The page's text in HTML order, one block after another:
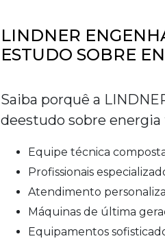
LINDNER
ESTUDO SOBRE
Saiba porquê a
deestudo sobre
equipe técnica
profissionais
atendimento
máquinas de última
equipamentos